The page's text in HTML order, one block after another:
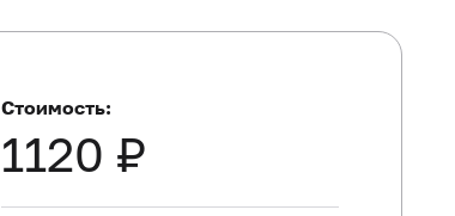
Стоимость:
1120 ₽